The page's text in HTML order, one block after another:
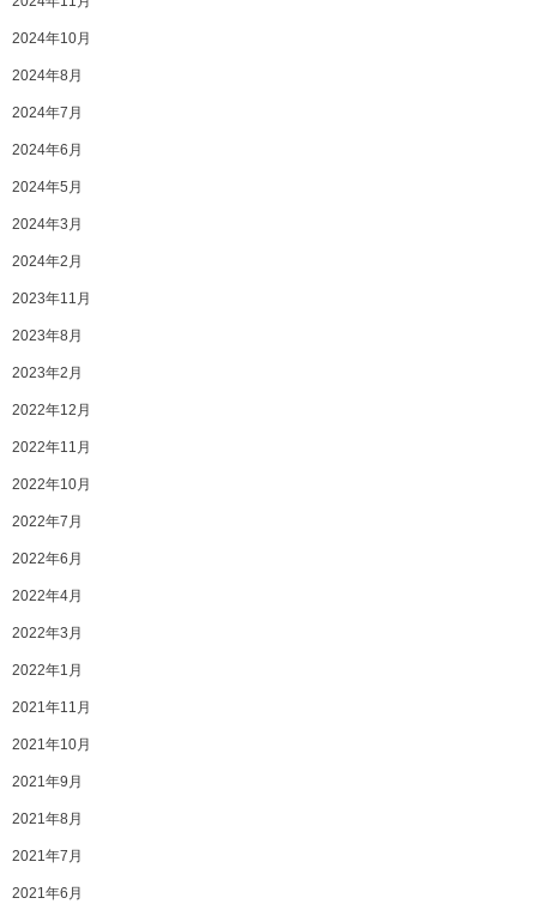
2024年10月
2024年8月
2024年7月
2024年6月
2024年5月
2024年3月
2024年2月
2023年11月
2023年8月
2023年2月
2022年12月
2022年11月
2022年10月
2022年7月
2022年6月
2022年4月
2022年3月
2022年1月
2021年11月
2021年10月
2021年9月
2021年8月
2021年7月
2021年6月